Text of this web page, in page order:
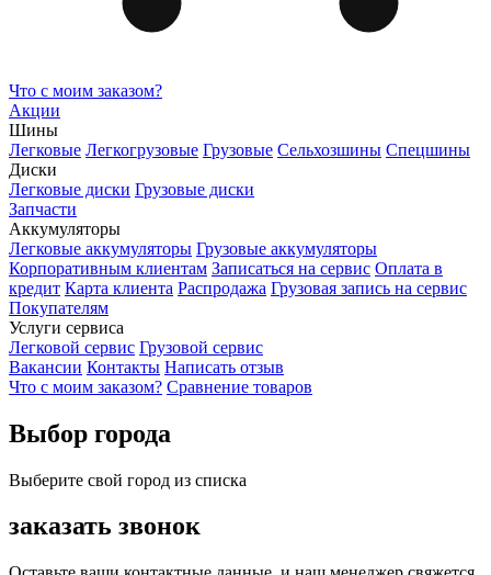
Что с моим заказом?
Акции
Шины
Легковые Легкогрузовые Грузовые Сельхозшины Спецшины
Диски
Легковые диски Грузовые диски
Запчасти
Аккумуляторы
Легковые аккумуляторы Грузовые аккумуляторы
Корпоративным клиентам Записаться на сервис Оплата в
кредит Карта клиента Распродажа Грузовая запись на сервис
Покупателям
Услуги сервиса
Легковой сервис Грузовой сервис
Вакансии Контакты Написать отзыв
Что с моим заказом? Сравнение товаров
Выбор города
Выберите свой город из списка
заказать звонок